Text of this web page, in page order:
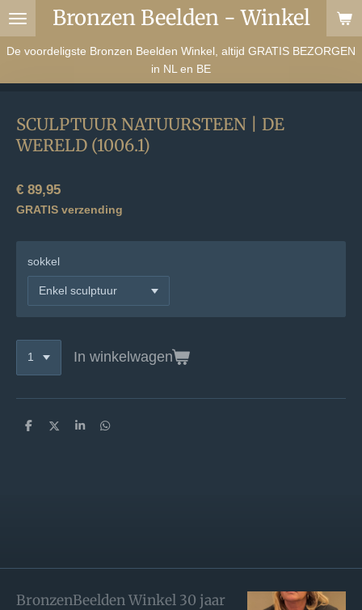
Ga
direct
naar
hoofdinhoud
Bronzen Beelden - Winkel
De voordeligste Bronzen Beelden Winkel, altijd GRATIS BEZORGEN
in NL en BE
SCULPTUUR NATUURSTEEN | DE
WERELD (1006.1)
€ 89,95
GRATIS verzending
sokkel
In winkelwagen
D
D
S
D
BronzenBeelden Winkel 30 jaar